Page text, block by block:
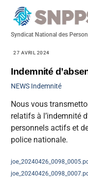
Syndicat National des
27 AVRIL 2024
Indemnité
NEWS Indemnité
Nous vous
relatifs à l’indemnité
personnels actifs et
police nationale.